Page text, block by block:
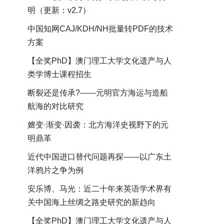
明（更新：v2.7）
中国知网CAJ/KDH/NH批量转PDF的技术
方案
【全奖PhD】澳门理工大学文化遗产与人
类学博士课程招生
断裂还是传承?——元明官方海运与造船
航海的对比研究
嬗变·渐变·因袭：北方海洋史视野下的元
明鼎革
近代中国进口替代问题再探——以广东土
洋鸦片之争为例
安乐博、马光：近二十年来英语学术界有
关中国海上丝绸之路史研究的新趋向
【全奖PhD】澳门理工大学文化遗产与人